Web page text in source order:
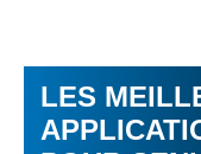
LES